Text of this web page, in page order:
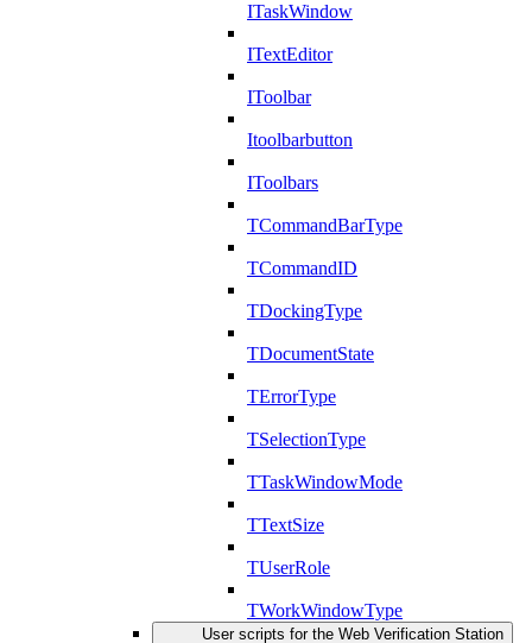
ITaskWindow
ITextEditor
IToolbar
Itoolbarbutton
IToolbars
TCommandBarType
TCommandID
TDockingType
TDocumentState
TErrorType
TSelectionType
TTaskWindowMode
TTextSize
TUserRole
TWorkWindowType
User scripts for the Web Verification Station